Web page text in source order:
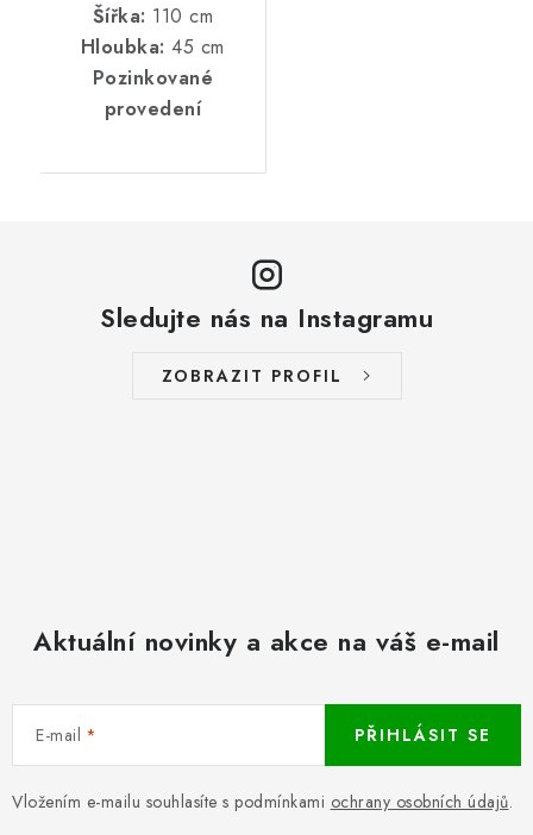
Šířka: 110 cm
Hloubka: 45 cm
Pozinkované
provedení
Sledujte nás na Instagramu
ZOBRAZIT PROFIL
Aktuální novinky a akce na váš e-mail
E-mail
Vložením e-mailu souhlasíte s podmínkami ochrany osobních údajů.
PŘIHLÁSIT SE